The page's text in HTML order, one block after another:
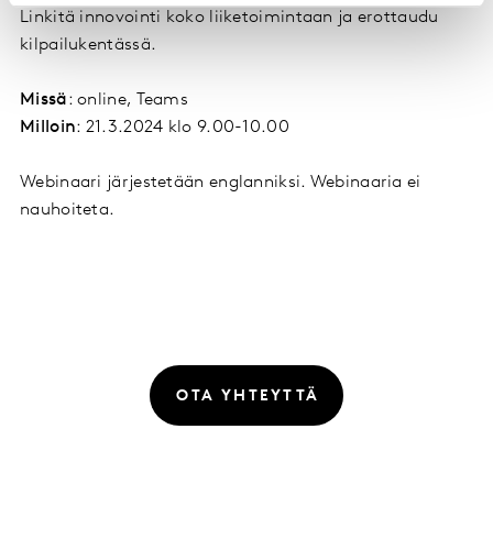
Linkitä innovointi koko liiketoimintaan ja erottaudu
kilpailukentässä.
Missä: online, Teams
Milloin: 21.3.2024 klo 9.00-10.00
Webinaari järjestetään englanniksi. Webinaaria ei
nauhoiteta.
OTA YHTEYTTÄ